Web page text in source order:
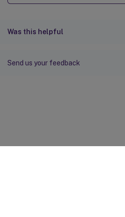
Was this helpful
Send us your feedback